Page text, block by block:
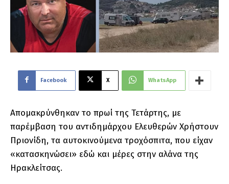
Facebook X WhatsApp
Απομακρύνθηκαν το πρωί της Τετάρτης, με
παρέμβαση του αντιδημάρχου Ελευθερών Χρήστουν
Πριονίδη, τα αυτοκινούμενα τροχόσπιτα, που είχαν
«κατασκηνώσει» εδώ και μέρες στην αλάνα της
Ηρακλείτσας.